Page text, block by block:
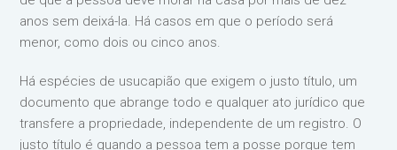
anos sem deixá-la. Há casos em que o período será
menor, como dois ou cinco anos.
Há espécies de usucapião que exigem o justo título, um
documento que abrange todo e qualquer ato jurídico que
transfere a propriedade, independente de um registro. O
justo título é quando a pessoa tem a posse porque tem